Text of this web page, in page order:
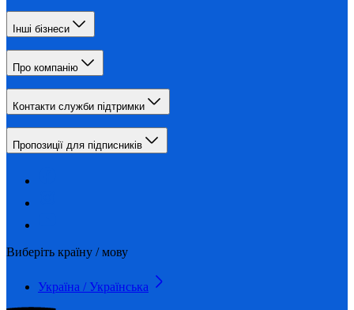
Інші бізнеси
Про компанію
Контакти служби підтримки
Пропозиції для підписників
Виберіть країну / мову
Україна / Українська